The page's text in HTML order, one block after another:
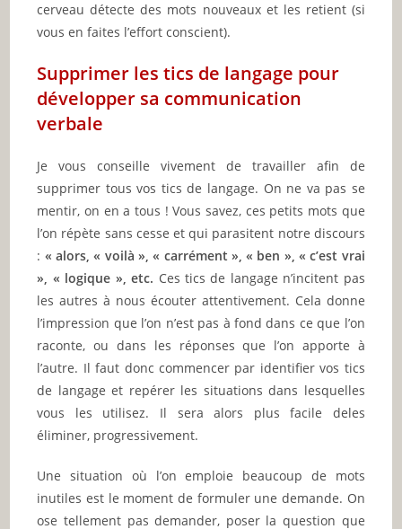
cerveau détecte des mots nouveaux et les retient (si
vous en faites l’effort conscient).
Supprimer les tics de langage pour
développer sa communication
verbale
Je vous conseille vivement de travailler afin de
supprimer tous vos tics de langage. On ne va pas se
mentir, on en a tous ! Vous savez, ces petits mots que
l’on répète sans cesse et qui parasitent notre discours
: « alors, « voilà », « carrément », « ben », « c’est vrai
», « logique », etc. Ces tics de langage n’incitent pas
les autres à nous écouter attentivement. Cela donne
l’impression que l’on n’est pas à fond dans ce que l’on
raconte, ou dans les réponses que l’on apporte à
l’autre. Il faut donc commencer par identifier vos tics
de langage et repérer les situations dans lesquelles
vous les utilisez. Il sera alors plus facile deles
éliminer, progressivement.
Une situation où l’on emploie beaucoup de mots
inutiles est le moment de formuler une demande. On
ose tellement pas demander, poser la question que